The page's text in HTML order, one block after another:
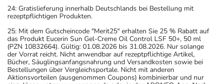
24: Gratislieferung innerhalb Deutschlands bei Bestellung mit
rezeptpflichtigen Produkten.
25: Mit dem Gutscheincode "Merit25" erhalten Sie 25 % Rabatt auf
das Produkt Eucerin Sun Gel-Creme Oil Control LSF 50+, 50 ml
(PZN 10832664). Gültig: 01.08.2026 bis 31.08.2026. Nur solange
der Vorrat reicht. Nicht anwendbar auf rezeptpflichtige Artikel,
Bücher, Säuglingsanfangsnahrung und Versandkosten sowie bei
Bestellungen über Vergleichsportale. Nicht mit anderen
Aktionsvorteilen (ausgenommen Coupons) kombinierbar und nur